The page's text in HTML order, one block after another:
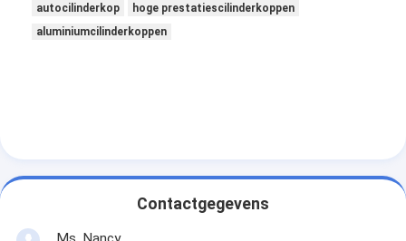
auto turbolader
autocilinderkop
hoge prestatiescilinderkoppen
aluminiumcilinderkoppen
Contactgegevens